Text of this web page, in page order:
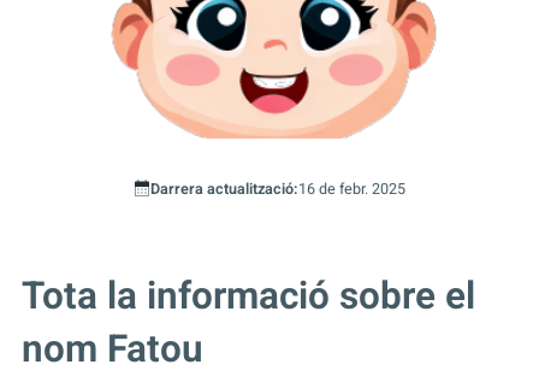
Darrera actualització:16 de febr. 2025
Tota la informació sobre el
nom Fatou